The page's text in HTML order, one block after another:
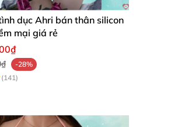
dục Ahri bán thân silicon
mại giá rẻ
-28%
(141)